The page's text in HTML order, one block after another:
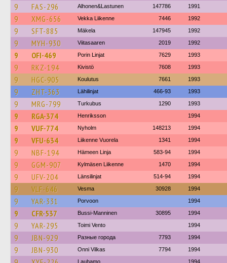
9 FAS-296 Alhonen&Lastunen 147786 1991
9 XMG-656 Vekka Liikenne 7446 1992
9 SFT-885 Mäkela 147945 1992
9 MYH-930 Viitasaaren 2019 1992
9 OFI-469 Porin Linjat 7629 1993
9 RKZ-194 Kivistö 7608 1993
9 HGC-905 Koulutus 7661 1993
9 ZHT-363 Lähilinjat 466-93 1993
9 MRG-799 Turkubus 1290 1993
9 RGA-374 Henriksson 1994
9 VUF-774 Nyholm 148213 1994
9 VFU-634 Liikenne Vuorela 1341 1994
9 NBF-194 Hämeen Linja 583-94 1994
9 GGM-907 Kylmäsen Liikenne 1470 1994
9 UFV-204 Länsilinjat 514-94 1994
9 VLF-646 Vesma 30928 1994
9 YAR-331 Porvoon 1994
9 CFR-537 Bussi-Manninen 30895 1994
9 YAR-295 Toimi Vento 1994
9 JBN-929 Разные города 7793 1994
9 JBN-930 Onni Vilkas 7794 1994
Lauhamo 1994